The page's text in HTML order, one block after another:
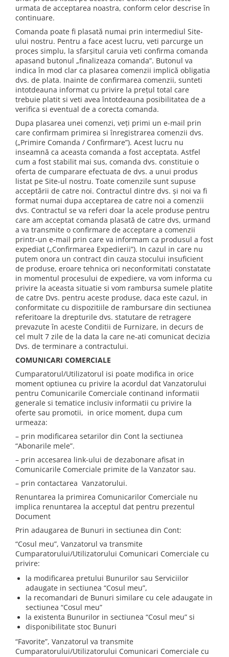
urmata de acceptarea noastra, conform celor descrise în
continuare.
Comanda poate fi plasată numai prin intermediul Site-
ului nostru. Pentru a face acest lucru, veti parcurge un
proces simplu, la sfarșitul caruia veti confirma comanda
apasand butonul „finalizeaza comanda”. Butonul va
indica în mod clar ca plasarea comenzii implică obligatia
dvs. de plata. Inainte de confirmarea comenzii, sunteti
intotdeauna informat cu privire la prețul total care
trebuie platit si veti avea întotdeauna posibilitatea de a
verifica si eventual de a corecta comanda.
Dupa plasarea unei comenzi, veți primi un e-mail prin
care confirmam primirea si înregistrarea comenzii dvs.
(„Primire Comanda / Confirmare”). Acest lucru nu
inseamnă ca aceasta comanda a fost acceptata. Astfel
cum a fost stabilit mai sus, comanda dvs. constituie o
oferta de cumparare efectuata de dvs. a unui produs
listat pe Site-ul nostru. Toate comenzile sunt supuse
acceptării de catre noi. Contractul dintre dvs. și noi va fi
format numai dupa acceptarea de catre noi a comenzii
dvs. Contractul se va referi doar la acele produse pentru
care am acceptat comanda plasată de catre dvs, urmand
a va transmite o confirmare de acceptare a comenzii
printr-un e-mail prin care va informam ca produsul a fost
expediat („Confirmarea Expedierii”). In cazul in care nu
putem onora un contract din cauza stocului insuficient
de produse, eroare tehnica ori neconformitati constatate
in momentul procesului de expediere, va vom informa cu
privire la aceasta situatie si vom rambursa sumele platite
de catre Dvs. pentru aceste produse, daca este cazul, in
conformitate cu dispozitiile de rambursare din sectiunea
referitoare la drepturile dvs. statutare de retragere
prevazute în aceste Conditii de Furnizare, in decurs de
cel mult 7 zile de la data la care ne-ati comunicat decizia
Dvs. de terminare a contractului.
COMUNICARI COMERCIALE
Cumparatorul/Utilizatorul isi poate modifica in orice
moment optiunea cu privire la acordul dat Vanzatorului
pentru Comunicarile Comerciale continand informatii
generale si tematice inclusiv informatii cu privire la
oferte sau promotii, in orice moment, dupa cum
urmeaza:
– prin modificarea setarilor din Cont la sectiunea
“Abonarile mele”.
– prin accesarea link-ului de dezabonare afisat in
Comunicarile Comerciale primite de la Vanzator sau.
– prin contactarea Vanzatorului.
Renuntarea la primirea Comunicarilor Comerciale nu
implica renuntarea la acceptul dat pentru prezentul
Document
Prin adaugarea de Bunuri in sectiunea din Cont:
“Cosul meu”, Vanzatorul va transmite
Cumparatorului/Utilizatorului Comunicari Comerciale cu
privire:
la modificarea pretului Bunurilor sau Serviciilor
adaugate in sectiunea “Cosul meu”,
la recomandari de Bunuri similare cu cele adaugate in
sectiunea “Cosul meu”
la existenta Bunurilor in sectiunea “Cosul meu” si
disponibilitate stoc Bunuri
“Favorite”, Vanzatorul va transmite
Cumparatorului/Utilizatorului Comunicari Comerciale cu